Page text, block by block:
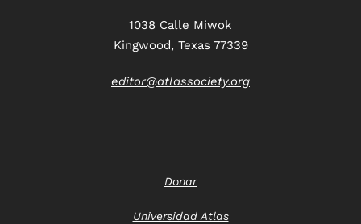
1038 Calle Miwok
Kingwood, Texas 77339
editor@atlassociety.org
Donar
Universidad Atlas